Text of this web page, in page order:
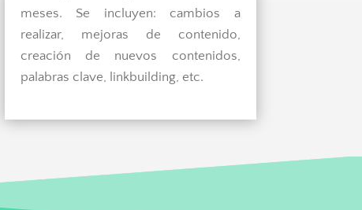
meses. Se incluyen: cambios a
realizar, mejoras de contenido,
creación de nuevos contenidos,
palabras clave, linkbuilding, etc.